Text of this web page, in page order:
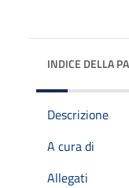
INDICE DELLA
Descrizione
A cura di
Allegati